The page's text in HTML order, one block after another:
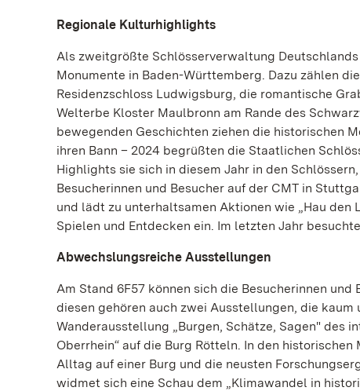
Regionale Kulturhighlights
Als zweitgrößte Schlösserverwaltung
Monumente in Baden-Württemberg. Dazu zählen
Residenzschloss Ludwigsburg, die romantische
Welterbe Kloster Maulbronn am Rande des
bewegenden Geschichten ziehen die historischen
ihren Bann – 2024 begrüßten die Staatlichen
Highlights sie sich in diesem Jahr in den
Besucherinnen und Besucher auf der CMT in
und lädt zu unterhaltsamen Aktionen wie „Hau den
Spielen und Entdecken ein. Im letzten Jahr
Abwechslungsreiche Ausstellungen
Am Stand 6F57 können sich die Besucherinnen
diesen gehören auch zwei Ausstellungen, die
Wanderausstellung „Burgen, Schätze, Sagen" des
Oberrhein“ auf die Burg Rötteln. In den
Alltag auf einer Burg und die neusten
widmet sich eine Schau dem „Klimawandel in